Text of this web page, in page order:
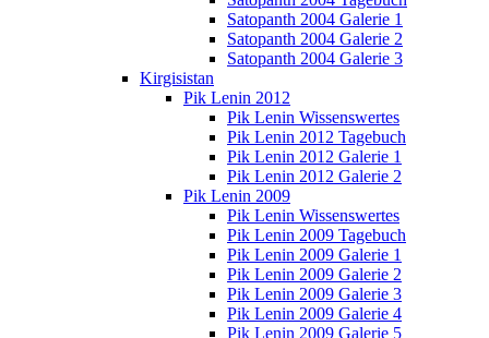
Satopanth 2004 Galerie 1
Satopanth 2004 Galerie 2
Satopanth 2004 Galerie 3
Kirgisistan
Pik Lenin 2012
Pik Lenin Wissenswertes
Pik Lenin 2012 Tagebuch
Pik Lenin 2012 Galerie 1
Pik Lenin 2012 Galerie 2
Pik Lenin 2009
Pik Lenin Wissenswertes
Pik Lenin 2009 Tagebuch
Pik Lenin 2009 Galerie 1
Pik Lenin 2009 Galerie 2
Pik Lenin 2009 Galerie 3
Pik Lenin 2009 Galerie 4
Pik Lenin 2009 Galerie 5